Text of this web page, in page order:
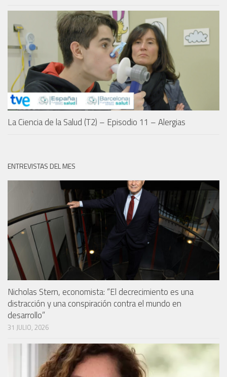
La Ciencia de la Salud (T2) – Episodio 11 – Alergias
ENTREVISTAS DEL MES
Nicholas Stern, economista: “El decrecimiento es una
distracción y una conspiración contra el mundo en
desarrollo”
31 JULIO, 2026